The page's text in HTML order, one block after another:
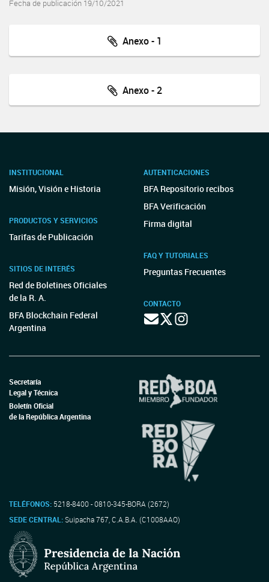
Fecha de publicación 19/10/2021
Anexo - 1
Anexo - 2
INSTITUCIONAL
Misión, Visión e Historia
PRODUCTOS Y SERVICIOS
Tarifas de Publicación
SITIOS DE INTERÉS
Red de Boletines Oficiales
de la R. A.
BFA Blockchain Federal
Argentina
AUTENTICACIONES
BFA Repositorio recibos
BFA Verificación
Firma digital
FAQ Y TUTORIALES
Preguntas Frecuentes
CONTACTO
Secretaría
Legal y Técnica
Boletín Oficial
de la República Argentina
TELÉFONOS: 5218-8400 - 0810-345-BORA (2672)
SEDE CENTRAL:Suipacha 767, C.A.B.A. (C1008AAO)